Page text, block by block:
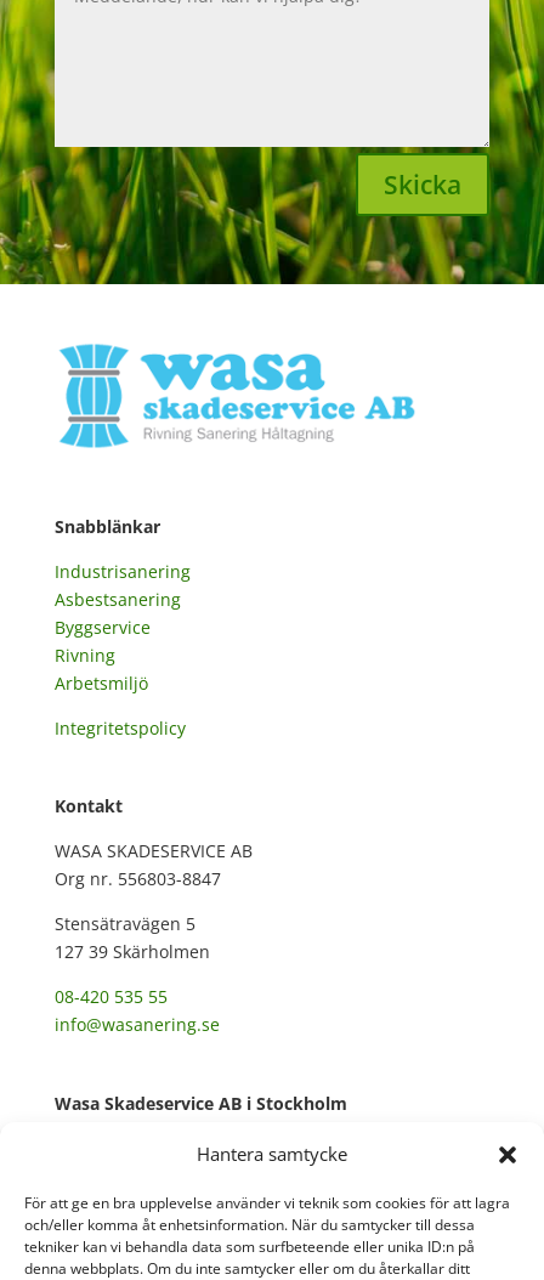
Hantera samtycke
För att ge en bra upplevelse använder vi teknik som cookies för att lagra
och/eller komma åt enhetsinformation. När du samtycker till dessa
tekniker kan vi behandla data som surfbeteende eller unika ID:n på
denna webbplats. Om du inte samtycker eller om du återkallar ditt
Skicka
Snabblänkar
Industrisanering
Asbestsanering
Byggservice
Rivning
Arbetsmiljö
Integritetspolicy
Kontakt
WASA SKADESERVICE AB
Org nr. 556803-8847
Stensätravägen 5
127 39 Skärholmen
08-420 535 55
info@wasanering.se
Wasa Skadeservice AB i Stockholm
Företaget har varit i drift sedan 2005 och ombildades
saneringsfirma med många års erfarenhet.
Våra ledord är Kvalitet och Miljö.